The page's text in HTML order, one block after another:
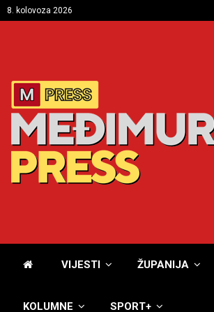
8. kolovoza 2026
VIJESTI ŽUPANIJA
KOLUMNE SPORT+